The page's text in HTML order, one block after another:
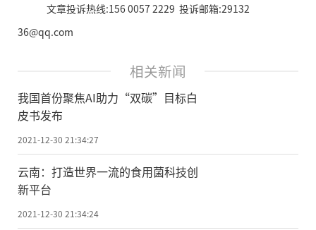
文章投诉热线:156 0057 2229 投诉邮箱:29132
36@qq.com
相关新闻
我国首份聚焦AI助力“双碳”目标白
皮书发布
2021-12-30 21:34:27
云南：打造世界一流的食用菌科技创
新平台
2021-12-30 21:34:24